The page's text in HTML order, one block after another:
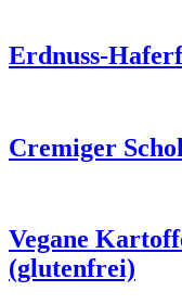
Erdnuss-
Cremiger
Vegane
(glutenfrei)